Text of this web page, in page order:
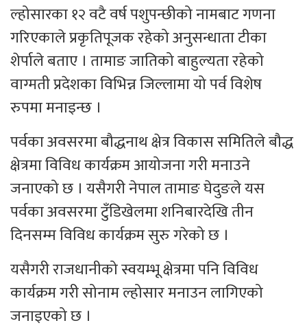
ल्होसारका १२ वटै वर्ष पशुपन्छीको नामबाट गणना
गरिएकाले प्रकृतिपूजक रहेको अनुसन्धाता टीका
शेर्पाले बताए । तामाङ जातिको बाहुल्यता रहेको
वाग्मती प्रदेशका विभिन्न जिल्लामा यो पर्व विशेष
रुपमा मनाइन्छ ।
पर्वका अवसरमा बौद्धनाथ क्षेत्र विकास समितिले बौद्ध
क्षेत्रमा विविध कार्यक्रम आयोजना गरी मनाउने
जनाएको छ । यसैगरी नेपाल तामाङ घेदुङले यस
पर्वका अवसरमा टुँडिखेलमा शनिबारदेखि तीन
दिनसम्म विविध कार्यक्रम सुरु गरेको छ ।
यसैगरी राजधानीको स्वयम्भू क्षेत्रमा पनि विविध
कार्यक्रम गरी सोनाम ल्होसार मनाउन लागिएको
जनाइएको छ ।